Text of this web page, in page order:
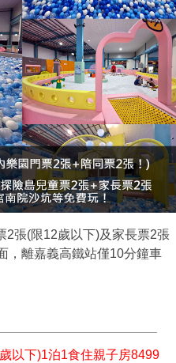
2張(限12歲以下)及家長票2張
，離嘉義高鐵站僅10分鐘車
以下)1泊1食住親子房8499